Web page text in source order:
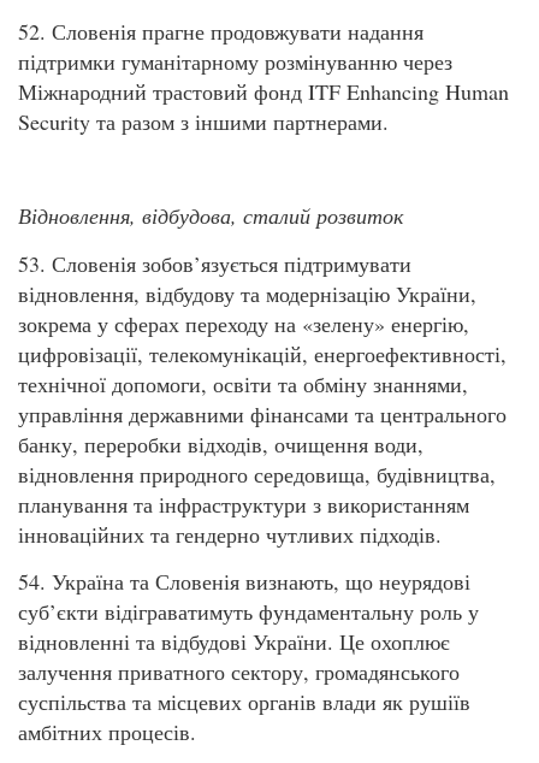
52. Словенія прагне продовжувати надання
підтримки гуманітарному розмінуванню через
Міжнародний трастовий фонд ITF Enhancing Human
Security та разом з іншими партнерами.
Відновлення, відбудова, сталий розвиток
53. Словенія зобов’язується підтримувати
відновлення, відбудову та модернізацію України,
зокрема у сферах переходу на «зелену» енергію,
цифровізації, телекомунікацій, енергоефективності,
технічної допомоги, освіти та обміну знаннями,
управління державними фінансами та центрального
банку, переробки відходів, очищення води,
відновлення природного середовища, будівництва,
планування та інфраструктури з використанням
інноваційних та гендерно чутливих підходів.
54. Україна та Словенія визнають, що неурядові
суб’єкти відіграватимуть фундаментальну роль у
відновленні та відбудові України. Це охоплює
залучення приватного сектору, громадянського
суспільства та місцевих органів влади як рушіїв
амбітних процесів.